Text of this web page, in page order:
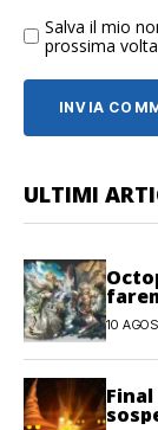
Salva il mio
prossima
ULTIMI
10